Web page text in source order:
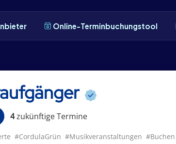
Online-Terminbuchungstool
4zukünftigeTermine
#CordulaGrün #Musikveranstaltungen #Buchen